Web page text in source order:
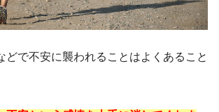
どで不安に襲われることはよくあること